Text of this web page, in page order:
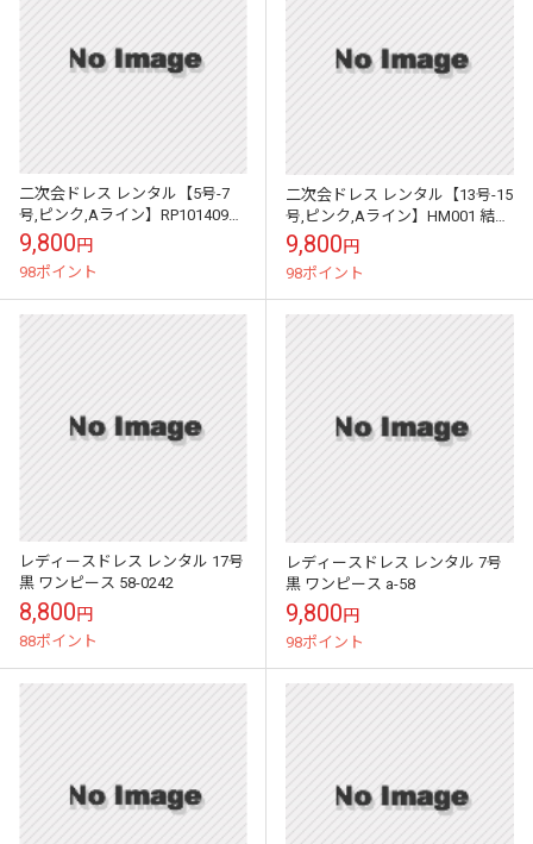
二次会ドレス レンタル【5号-7
号,ピンク,Aライン】RP101409
結婚式 お呼ばれ フォーマル
9,800円
98ポイント
二次会ドレス レンタル【13号-15
号,ピンク,Aライン】HM001 結婚
式 お呼ばれ フォーマル
9,800円
98ポイント
レディースドレス レンタル 17号
黒 ワンピース 58-0242
8,800円
88ポイント
レディースドレス レンタル 7号
黒 ワンピース a-58
9,800円
98ポイント